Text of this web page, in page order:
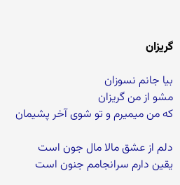
گریزان
بیا جانم نسوزان
مشو از من گریزان
که من میمیرم و تو شوی آخر پشیمان
دلم از عشق مالا مال جون است
یقین دارم سرانجامم جنون است